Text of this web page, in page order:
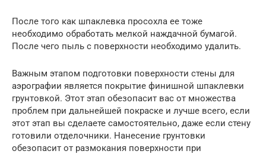
После того как шпаклевка просохла ее тоже
необходимо обработать мелкой наждачной бумагой.
После чего пыль с поверхности необходимо удалить.
Важным этапом подготовки поверхности стены для
аэрографии является покрытие финишной шпаклевки
грунтовкой. Этот этап обезопасит вас от множества
проблем при дальнейшей покраске и лучше всего, если
этот этап вы сделаете самостоятельно, даже если стену
готовили отделочники. Нанесение грунтовки
обезопасит от размокания поверхности при